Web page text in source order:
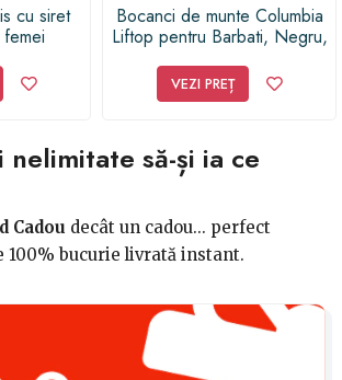
cu siret
Bocanci de munte Columbia
Liftop pentru Barbati, Negru,
VEZI PREȚ
nelimitate să-și ia ce
Cadou decât un cadou... perfect
100% bucurie livrată instant.